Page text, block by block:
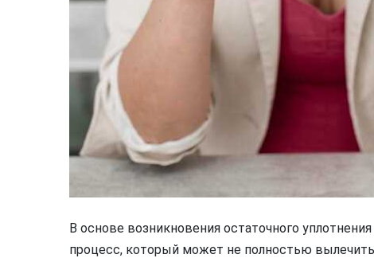
В основе возникновения остаточного
процесс, который может не полностью